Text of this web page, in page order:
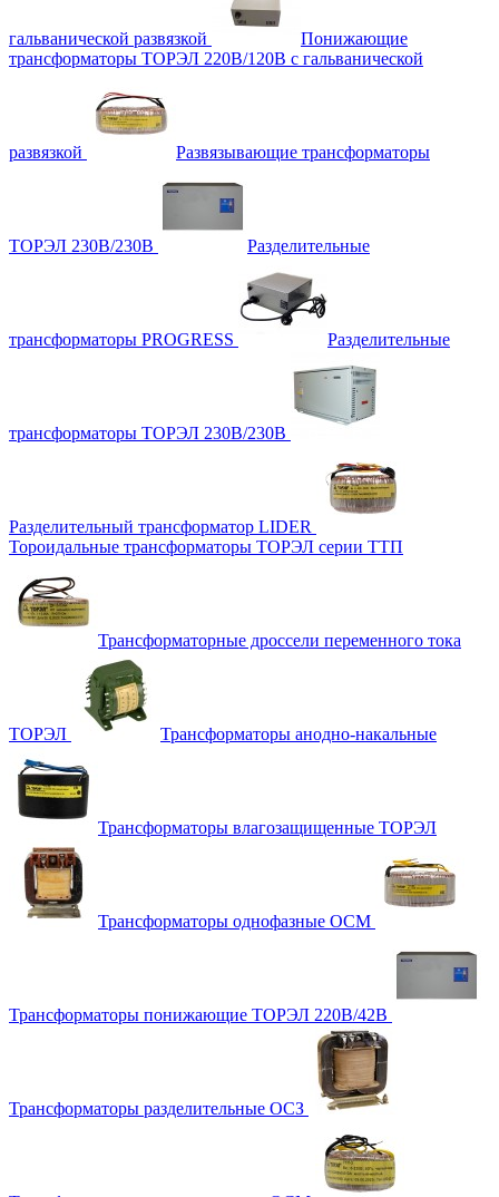
гальванической развязкой
Понижающие
трансформаторы ТОРЭЛ 220В/120В с гальванической
развязкой Развязывающие трансформаторы
ТОРЭЛ 230В/230В Разделительные
трансформаторы PROGRESS Разделительные
трансформаторы ТОРЭЛ 230В/230В
Разделительный трансформатор LIDER
Тороидальные трансформаторы ТОРЭЛ серии ТТП
Трансформаторные дроссели переменного тока
ТОРЭЛ Трансформаторы анодно-накальные
Трансформаторы влагозащищенные ТОРЭЛ
Трансформаторы однофазные ОСМ
Трансформаторы понижающие ТОРЭЛ 220В/42В
Трансформаторы разделительные ОСЗ